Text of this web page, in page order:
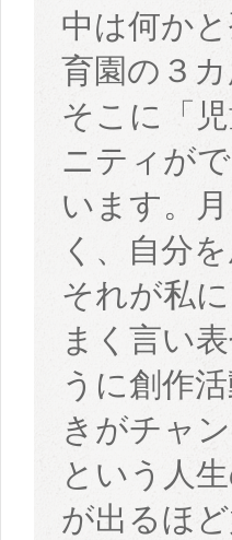
中は何か
育園の３
そこに「
ニティが
います。
く、自分
それが私
まく言い
うに創作
きがチャ
という人
が出るほ